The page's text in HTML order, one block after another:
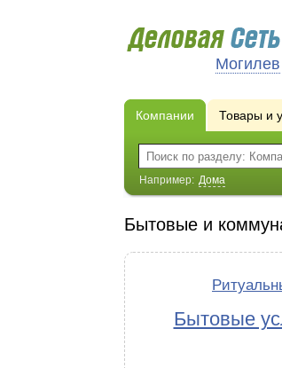
Могилев
Компании Товары и
Например: Дома
Бытовые и
Бытовые